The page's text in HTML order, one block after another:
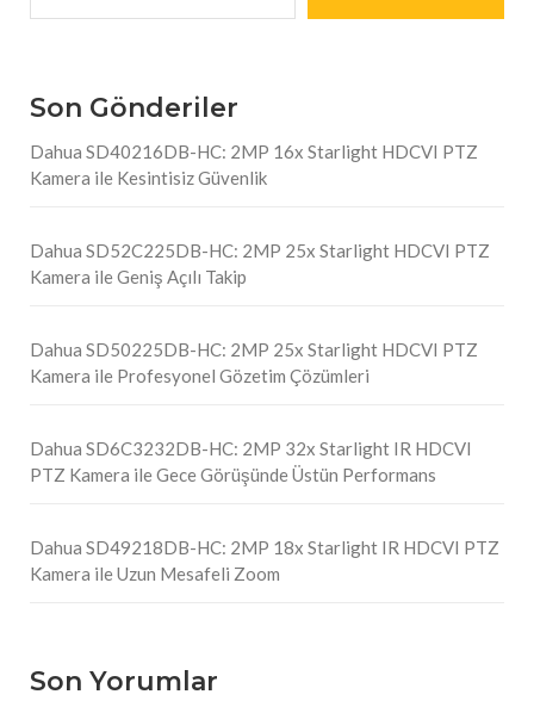
Son Gönderiler
Dahua SD40216DB-HC: 2MP 16x Starlight HDCVI PTZ
Kamera ile Kesintisiz Güvenlik
Dahua SD52C225DB-HC: 2MP 25x Starlight HDCVI PTZ
Kamera ile Geniş Açılı Takip
Dahua SD50225DB-HC: 2MP 25x Starlight HDCVI PTZ
Kamera ile Profesyonel Gözetim Çözümleri
Dahua SD6C3232DB-HC: 2MP 32x Starlight IR HDCVI
PTZ Kamera ile Gece Görüşünde Üstün Performans
Dahua SD49218DB-HC: 2MP 18x Starlight IR HDCVI PTZ
Kamera ile Uzun Mesafeli Zoom
Son Yorumlar